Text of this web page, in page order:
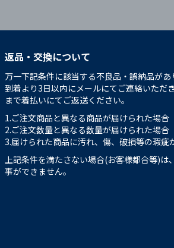
返品・交換について
万一下記条件に該当する不良品・誤納品が
到着より3日以内にメールにてご連絡いただ
まで着払いにてご返送ください。
1.ご注文商品と異なる商品が届けられた場合
2.ご注文数量と異なる数量が届けられた場合
3.届けられた商品に汚れ、傷、破損等の瑕疵
上記条件を満たさない場合(お客様都合等)は
事ができません。